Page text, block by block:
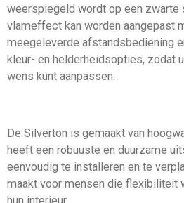
weerspiegeld wordt op een zwarte
vlameffect kan worden aangepast
meegeleverde afstandsbediening
kleur- en helderheidsopties, zodat
wens kunt aanpassen.
De Silverton is gemaakt van
heeft een robuuste en duurzame
eenvoudig te installeren en te
maakt voor mensen die flexibiliteit